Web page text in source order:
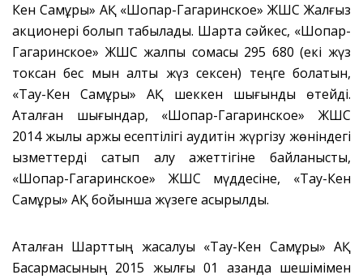
Кен Самұрық» АҚ «Шоқпар-Гагаринское» ЖШС Жалғыз
акционері болып табылады. Шартқа сәйкес, «Шоқпар-
Гагаринское» ЖШС жалпы сомасы 295 680 (екі жүз
токсан бес мын алты жүз сексен) теңге болатын,
«Тау-Кен Самұрық» АҚ шеккен шығынды өтейді.
Аталған шығындар, «Шоқпар-Гагаринское» ЖШС
2014 жылы қаржы есептілігі аудитін жүргізу жөніндегі
қызметтерді сатып алу қажеттігіне байланысты,
«Шоқпар-Гагаринское» ЖШС мүддесіне, «Тау-Кен
Самұрық» АҚ бойынша жүзеге асырылды.
Аталған Шарттың жасалуы «Тау-Кен Самұрық» АҚ
Басқармасының 2015 жылғы 01 қазанда шешімімен